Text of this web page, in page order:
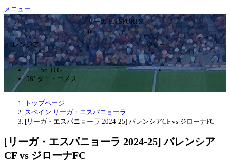
メニュー
ラリーガ EA SPORTS
2ｰ0
バレンシア
ジローナ
56’ O.G.
58’ ダニ・ゴメス
トップページ
スペイン リーガ・エスパニョーラ
[リーガ・エスパニョーラ 2024-25] バレンシアCF vs ジローナFC
[リーガ・エスパニョーラ 2024-25] バレンシア
CF vs ジローナFC